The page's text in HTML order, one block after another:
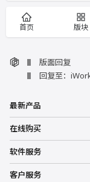
首页 版块
版面回复
回复至：
最新产品
在线购买
软件服务
客户服务